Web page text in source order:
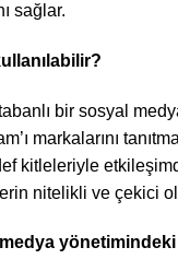
sağlar.
bir sosyal
markalarını
kitleleriyle
nitelikli ve çekici
medya